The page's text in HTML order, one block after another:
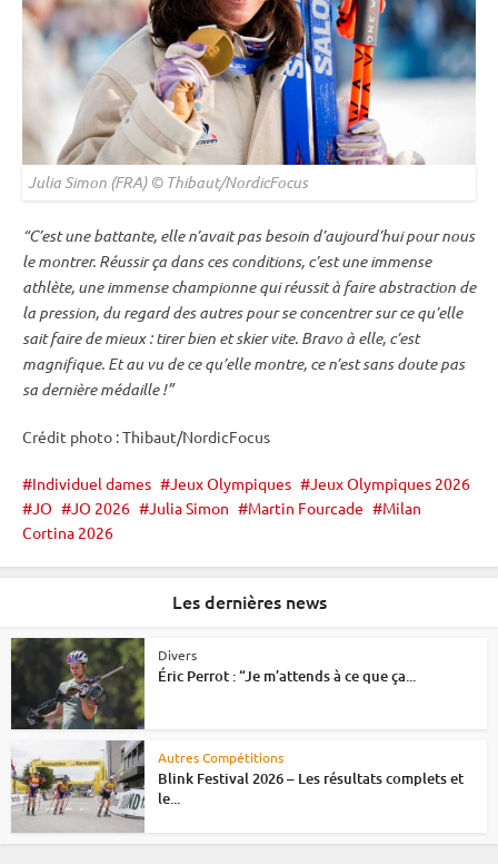
Julia Simon (FRA) © Thibaut/NordicFocus
“C’est une battante, elle n’avait pas besoin d’aujourd’hui pour nous
le montrer. Réussir ça dans ces conditions, c’est une immense
athlète, une immense championne qui réussit à faire abstraction de
la pression, du regard des autres pour se concentrer sur ce qu’elle
sait faire de mieux : tirer bien et skier vite. Bravo à elle, c’est
magnifique. Et au vu de ce qu’elle montre, ce n’est sans doute pas
sa dernière médaille !”
Crédit photo : Thibaut/NordicFocus
Individuel dames Jeux Olympiques
Jeux Olympiques 2026
JO
JO 2026 Julia Simon Martin Fourcade
Milan
Cortina 2026
Les dernières news
Divers
Éric Perrot : “Je m’attends à ce que ça...
Autres Compétitions
Blink Festival 2026 – Les résultats complets et
le...